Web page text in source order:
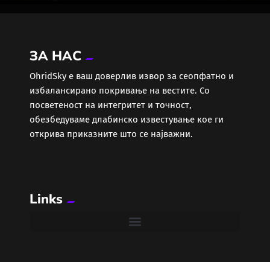
ЗА НАС
ОhridSky е ваш доверлив извор за сеопфатно и
избалансирано покривање на вестите. Со
посветеност на интегритет и точност,
обезбедуваме длабинско известување кое ги
открива приказните што се најважни.
Links